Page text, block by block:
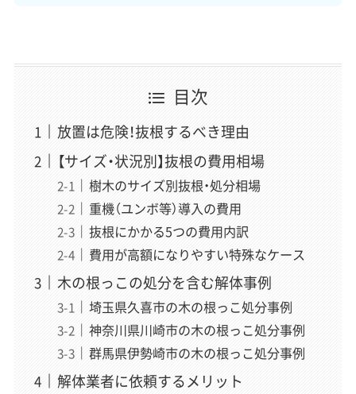
現場解説
解体アドバイザー歴15年、相談実績は11万件以上。お客様
の不安を笑顔に変える現場のプロフェッショナル。「どん
な些細なことでも構いません」をモットーに、一期一会の
精神でお客様一人ひとりと向き合い、契約から工事完了ま
で心から安心できる業者選定をサポート。この記事では現
場のリアルな視点から解説を担当。
運営責任者
「スッキリ解体」編集長
稲垣 瑞稀
解体業界専門のWebメディアでWebディレクターとして6
年以上、企画・執筆・編集から500社以上の解体業者取材ま
で、メディア運営のあらゆる工程を経験。近年は解体の前
域を広げている。正しい情報が届かず困っている方を助け
目次
放置は危険！抜根するべき理由
【サイズ・状況別】抜根の費用相場
樹木のサイズ別抜根・処分相場
重機（ユンボ等）導入の費用
抜根にかかる5つの費用内訳
費用が高額になりやすい特殊なケース
木の根っこの処分を含む解体事例
埼玉県久喜市の木の根っこ処分事例
神奈川県川崎市の木の根っこ処分事例
群馬県伊勢崎市の木の根っこ処分事例
解体業者に依頼するメリット